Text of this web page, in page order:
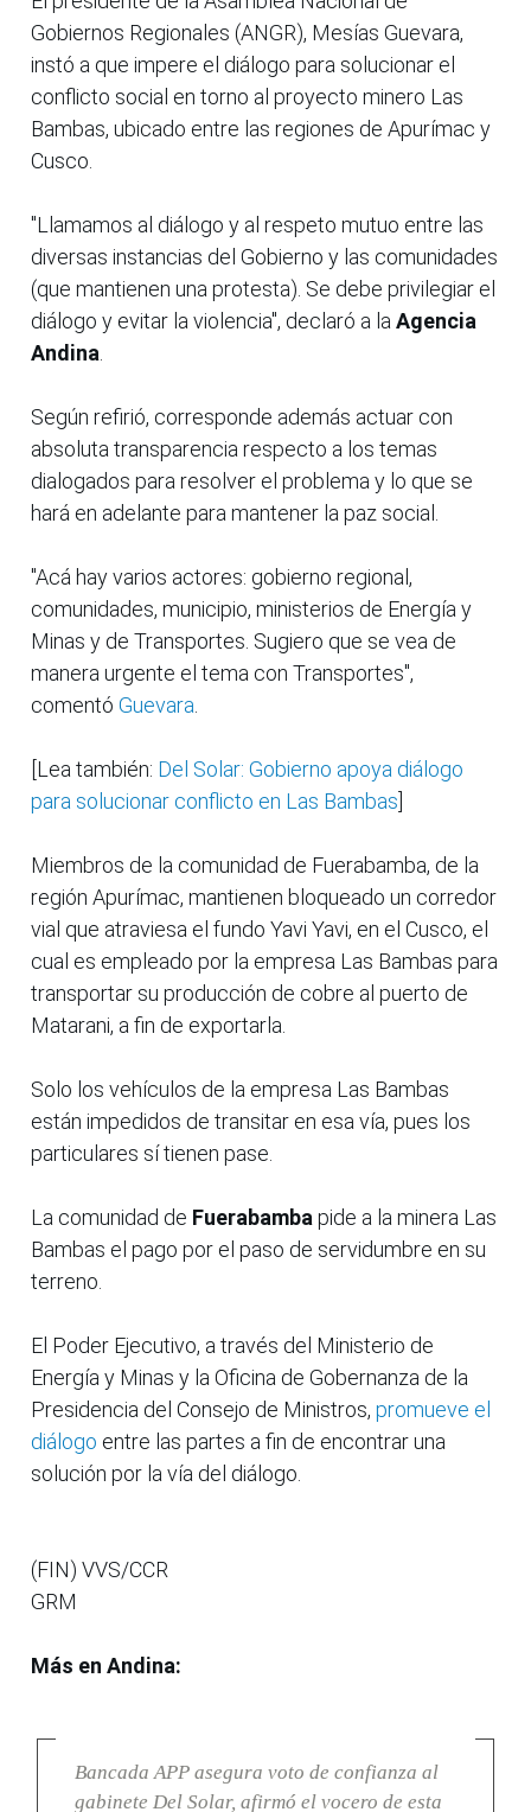
Gobiernos Regionales (ANGR), Mesías Guevara,
instó a que impere el diálogo para solucionar el
conflicto social en torno al proyecto minero Las
Bambas, ubicado entre las regiones de Apurímac y
Cusco.
"Llamamos al diálogo y al respeto mutuo entre las
diversas instancias del Gobierno y las comunidades
(que mantienen una protesta). Se debe privilegiar el
diálogo y evitar la violencia", declaró a la Agencia
Andina
Según refirió, corresponde además actuar con
absoluta transparencia respecto a los temas
dialogados para resolver el problema y lo que se
hará en adelante para mantener la paz social.
"Acá hay varios actores: gobierno regional,
comunidades, municipio, ministerios de Energía y
Minas y de Transportes. Sugiero que se vea de
manera urgente el tema con Transportes",
comentó Guevara
[Lea también: Del Solar: Gobierno apoya diálogo
para solucionar conflicto en Las Bambas
Miembros de la comunidad de Fuerabamba, de la
región Apurímac, mantienen bloqueado un corredor
vial que atraviesa el fundo Yavi Yavi, en el Cusco, el
cual es empleado por la empresa Las Bambas para
transportar su producción de cobre al puerto de
Matarani, a fin de exportarla.
Solo los vehículos de la empresa Las Bambas
están impedidos de transitar en esa vía, pues los
particulares sí tienen pase.
La comunidad de Fuerabamba pide a la minera Las
Bambas el pago por el paso de servidumbre en su
terreno.
El Poder Ejecutivo, a través del Ministerio de
Energía y Minas y la Oficina de Gobernanza de la
Presidencia del Consejo de Ministros, promueve el
diálogo entre las partes a fin de encontrar una
solución por la vía del diálogo.
(FIN) VVS/CCR
GRM
Más en Andina:
Bancada APP asegura voto de confianza al
gabinete Del Solar, afirmó el vocero de esta